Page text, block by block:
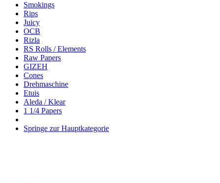
Smokings
Rips
Juicy
OCB
Rizla
RS Rolls / Elements
Raw Papers
GIZEH
Cones
Drehmaschine
Etuis
Aleda / Klear
1 1/4 Papers
Springe zur Hauptkategorie